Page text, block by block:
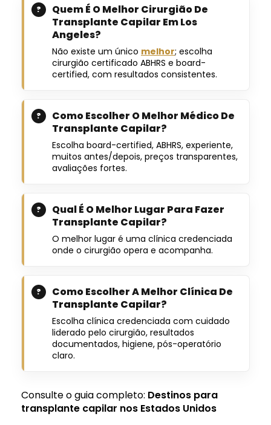
Quem É O Melhor Cirurgião De
Transplante Capilar Em Los
Angeles?
Não existe um único melhor; escolha
cirurgião certificado ABHRS e board-
certified, com resultados consistentes.
Como Escolher O Melhor Médico De
Transplante Capilar?
Escolha board-certified, ABHRS, experiente,
muitos antes/depois, preços transparentes,
avaliações fortes.
Qual É O Melhor Lugar Para Fazer
Transplante Capilar?
O melhor lugar é uma clínica credenciada
onde o cirurgião opera e acompanha.
Como Escolher A Melhor Clínica De
Transplante Capilar?
Escolha clínica credenciada com cuidado
liderado pelo cirurgião, resultados
documentados, higiene, pós-operatório
claro.
Consulte o guia completo: Destinos para
transplante capilar nos Estados Unidos